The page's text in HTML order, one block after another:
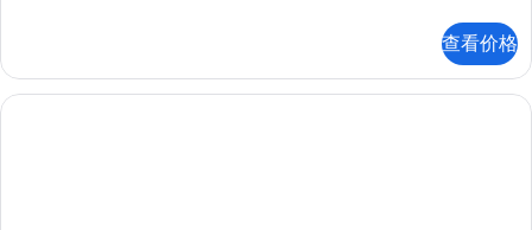
Adults+3
Children
with
Terrace
Pool
查看价格